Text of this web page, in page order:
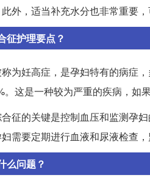
外，适当补充水分也非常重要
征护理要点？
为妊高症，是孕妇特有的病症
这是一种较为严重的疾病，如
征的关键是控制血压和监测孕
需要定期进行血液和尿液检查
么问题？